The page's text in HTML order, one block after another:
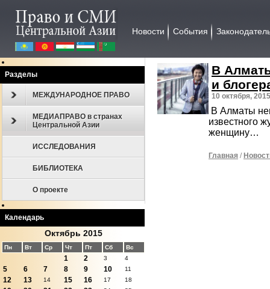
Новости События
Разделы
МЕЖДУНАРОДНОЕ ПРАВО
МЕДИАПРАВО в странах
Центральной Азии
ИССЛЕДОВАНИЯ
БИБЛИОТЕКА
О проекте
Календарь
Октябрь 2015
Пн Вт Ср Чт Пт Сб Вс
1 2 3 4
5 6 7 8 9 10 11
12 13 14 15 16 17 18
В
и
10 октября, 2015
В Алматы
известного
женщину…
Главная /